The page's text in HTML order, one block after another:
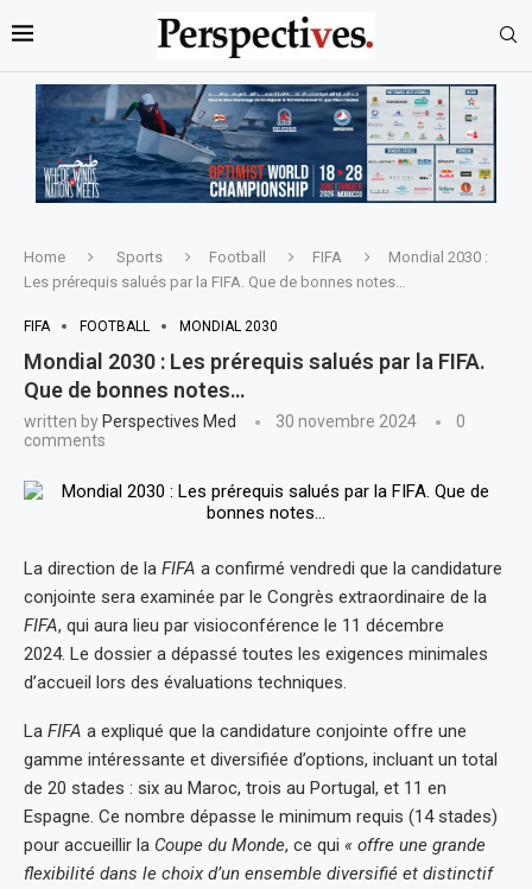
Home Sports Football FIFA
Mondial 2030 :
Les prérequis salués par la FIFA. Que de bonnes notes…
FIFA FOOTBALL MONDIAL 2030
Mondial 2030 : Les prérequis salués par la FIFA.
Que de bonnes notes…
written by Perspectives Med 30 novembre 2024
0
comments
La direction de la FIFA a confirmé vendredi que la candidature
conjointe sera examinée par le Congrès extraordinaire de la
FIFA, qui aura lieu par visioconférence le 11 décembre
2024. Le dossier a dépassé toutes les exigences minimales
d’accueil lors des évaluations techniques.
La FIFA a expliqué que la candidature conjointe offre une
gamme intéressante et diversifiée d’options, incluant un total
de 20 stades : six au Maroc, trois au Portugal, et 11 en
Espagne. Ce nombre dépasse le minimum requis (14 stades)
pour accueillir la Coupe du Monde, ce qui « offre une grande
flexibilité dans le choix d’un ensemble diversifié et distinctif